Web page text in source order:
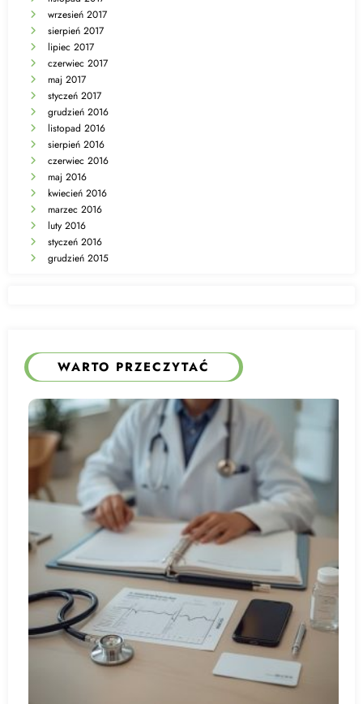
wrzesień 2017
sierpień 2017
lipiec 2017
czerwiec 2017
maj 2017
styczeń 2017
grudzień 2016
listopad 2016
sierpień 2016
czerwiec 2016
maj 2016
kwiecień 2016
marzec 2016
luty 2016
styczeń 2016
grudzień 2015
WARTO PRZECZYTAĆ